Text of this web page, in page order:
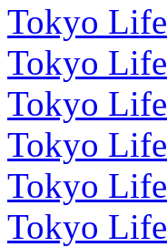
Tokyo Life
Tokyo Life
Tokyo Life
Tokyo Life
Tokyo Life
Tokyo Life